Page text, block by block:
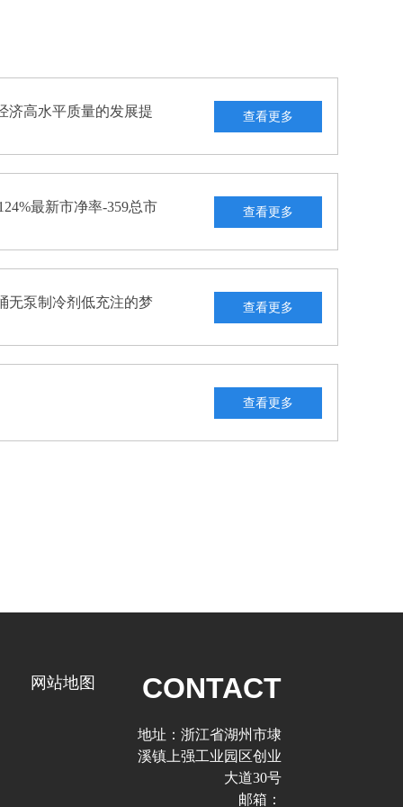
查看更多
查看更多
查看更多
查看更多
网站地图 CONTACT
地址：浙江省湖州市埭
溪镇上强工业园区创业
大道30号
邮箱：